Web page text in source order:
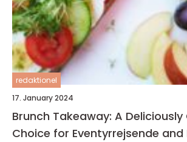
redaktionel
17. January 2024
Brunch Takeaway: A
Choice for Eventyrrejsende